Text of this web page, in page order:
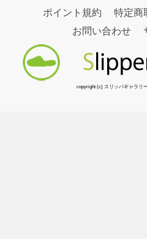
ポイント規約
特定商
お問い合わせ
copyright (c) スリッパギャラリ